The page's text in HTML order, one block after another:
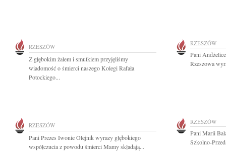
RZESZÓW
Z głębokim żalem i smutkiem przyjęliśmy
wiadomość o śmierci naszego Kolegi Rafała
Potockiego...
RZESZÓW
Pani
Rzeszowa
RZESZÓW
Pani Prezes Iwonie Olejnik wyrazy głębokiego
współczucia z powodu śmierci Mamy składają...
RZESZÓW
Pani Marii
Szkolno-